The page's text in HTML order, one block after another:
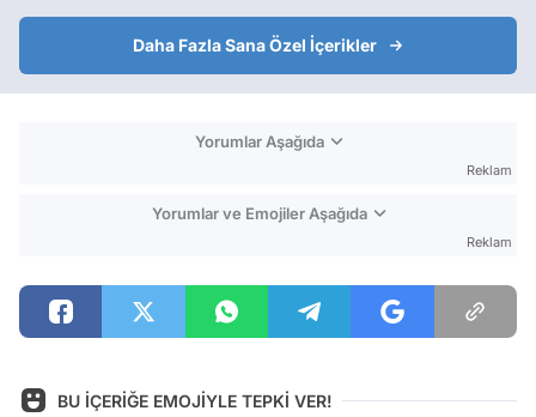
Daha Fazla Sana Özel İçerikler
Yorumlar Aşağıda
Reklam
Yorumlar ve Emojiler Aşağıda
Reklam
BU İÇERİĞE EMOJİYLE TEPKİ VER!